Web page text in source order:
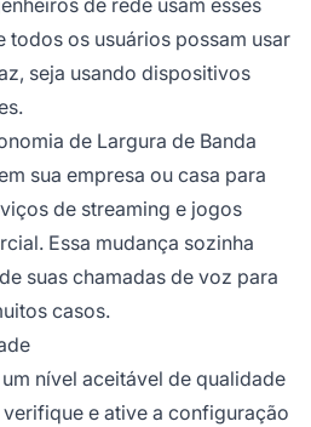
todos os usuários possam usar
seja usando dispositivos
de Largura de Banda
sua empresa ou casa para
de streaming e jogos
Essa mudança sozinha
suas chamadas de voz para
casos.
nível aceitável de qualidade
e ative a configuração